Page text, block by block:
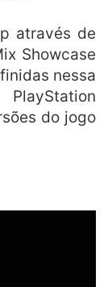
através de
Showcase
nessa
do jogo